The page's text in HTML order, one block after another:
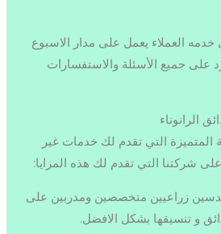
العملاء يعمل على مدار الاسبوع
للرد على جميع الأسئلة والاستفسارات
الرانوناء
التي تقدم لك خدمات غير
شركتنا التي تقدم لك هذه المزايا:
زراعيين متخصصين ومدربين على
و تنسيقها بشكل الافضل.